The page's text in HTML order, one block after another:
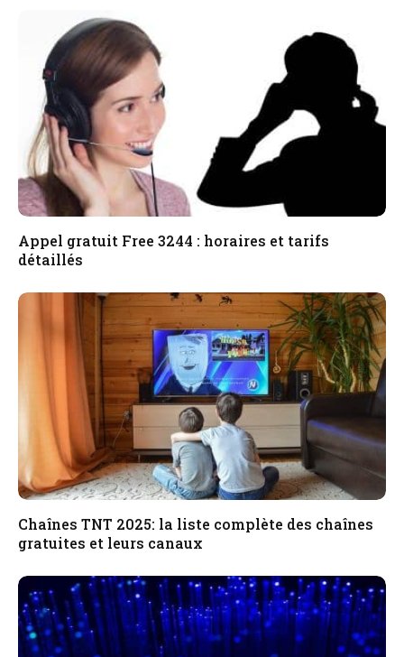
Appel gratuit Free 3244 : horaires et tarifs
détaillés
Chaînes TNT 2025: la liste complète des chaînes
gratuites et leurs canaux